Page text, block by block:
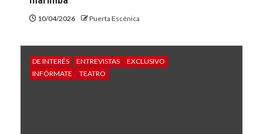
10/04/2026 Puerta Escénica
DE INTERÉS ENTREVISTAS
EXCLUSIVO
INFÓRMATE
TEATRO